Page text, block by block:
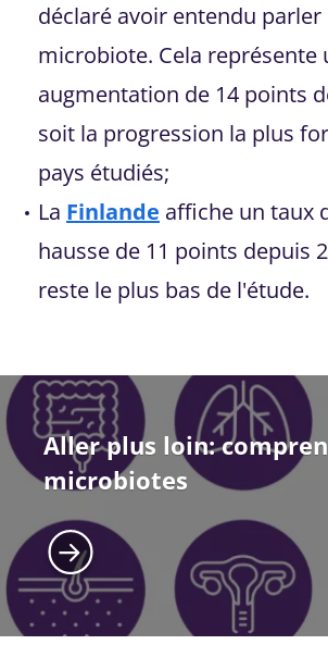
déclaré avoir entendu parler
microbiote. Cela représente
augmentation de 14 points
soit la progression la plus
pays étudiés;
La Finlande affiche un taux
hausse de 11 points depuis
reste le plus bas de l'étude.
Aller plus loin:
microbiotes